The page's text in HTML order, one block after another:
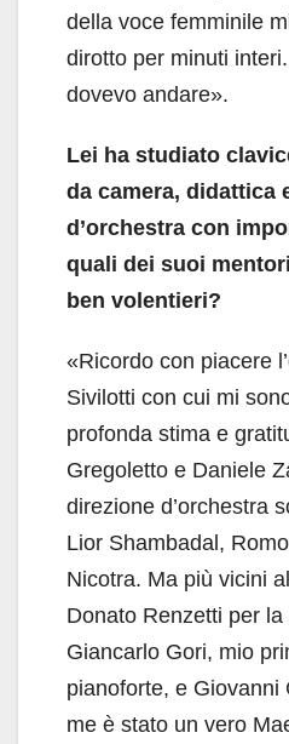
della voce femminile
dirotto per minuti
dovevo andare».
Lei ha studiato
da camera, didattica
d’orchestra con
quali dei suoi
ben volentieri?
«Ricordo con piacere
Sivilotti con cui mi
profonda stima e
Gregoletto e Daniele
direzione d’orchestra
Lior Shambadal,
Nicotra. Ma più vicini
Donato Renzetti per la
Giancarlo Gori, mio
pianoforte, e Giovanni
me è stato un vero